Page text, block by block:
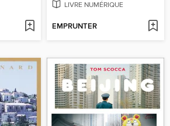
LIVRE NUMÉRIQUE
EMPRUNTER